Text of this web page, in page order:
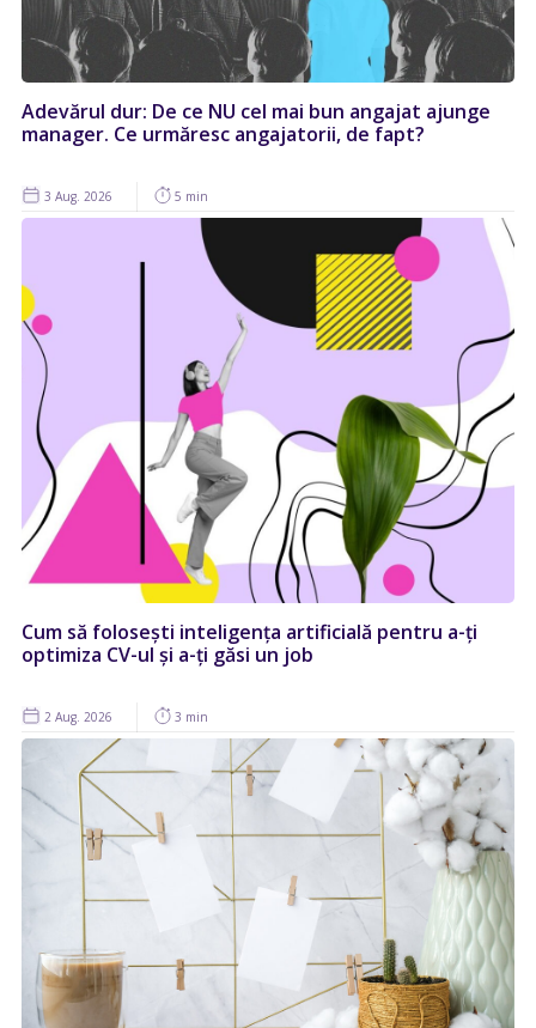
Adevărul dur: De ce NU cel mai bun angajat ajunge
manager. Ce urmăresc angajatorii, de fapt?
3 Aug. 2026 5 min
Cum să folosești inteligența artificială pentru a-ți
optimiza CV-ul și a-ți găsi un job
2 Aug. 2026 3 min